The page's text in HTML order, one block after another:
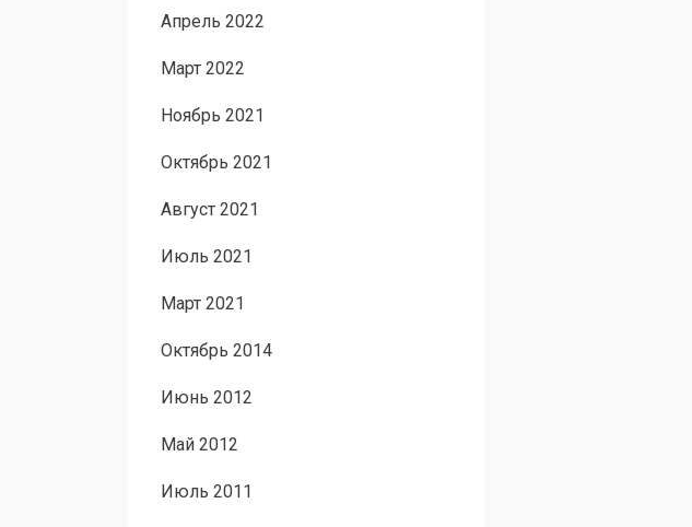
Апрель 2022
Март 2022
Ноябрь 2021
Октябрь 2021
Август 2021
Июль 2021
Март 2021
Октябрь 2014
Июнь 2012
Май 2012
Июль 2011